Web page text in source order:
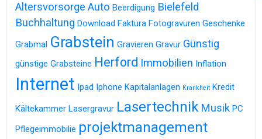
Altersvorsorge Auto Beerdigung Bielefeld
Buchhaltung Download Faktura Fotogravuren Geschenke
Grabmal Grabstein Gravieren Gravur Günstig
günstige Grabsteine Herford Immobilien Inflation
Internet Ipad Iphone Kapitalanlagen Krankheit Kredit
Kältekammer Lasergravur Lasertechnik Musik PC
Pflegeimmobilie projektmanagement